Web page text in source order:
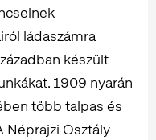
ládaszámra
készült
1909 nyarán
több talpas és
Néprajzi Osztály